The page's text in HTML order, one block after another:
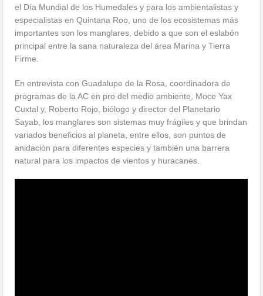
el Día Mundial de los Humedales y para los ambientalistas y
especialistas en Quintana Roo, uno de los ecosistemas más
importantes son los manglares, debido a que son el eslabón
principal entre la sana naturaleza del área Marina y Tierra
Firme.
En entrevista con Guadalupe de la Rosa, coordinadora de
programas de la AC en pro del medio ambiente, Moce Yax
Cuxtal y, Roberto Rojo, biólogo y director del Planetario
Sayab, los manglares son sistemas muy frágiles y que brindan
variados beneficios al planeta, entre ellos, son puntos de
anidación para diferentes especies y también una barrera
natural para los impactos de vientos y huracanes.